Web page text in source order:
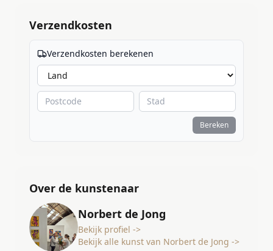
Verzendkosten
Verzendkosten berekenen
Bereken
Over de kunstenaar
Norbert de Jong
Bekijk profiel ->
Bekijk alle kunst van Norbert de Jong ->